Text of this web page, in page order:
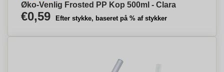
Øko-Venlig Frosted PP Kop 500ml - Clara
€0,59 Efter stykke, baseret på % af stykker